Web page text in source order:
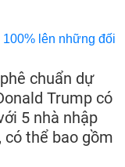
chuẩn dự
Trump có
5 nhà nhập
có thể bao gồm